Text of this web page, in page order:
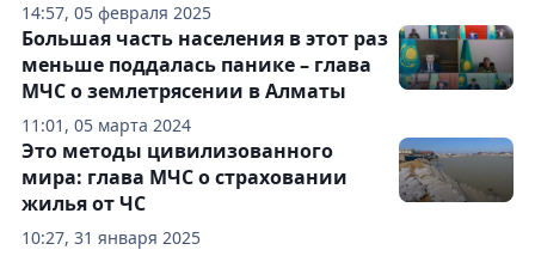
14:57, 05 февраля 2025
11:01, 05 марта 2024
Большая часть населения в этот раз
меньше поддалась панике – глава
МЧС о землетрясении в Алматы
10:27, 31 января 2025
Это методы цивилизованного
мира: глава МЧС о страховании
жилья от ЧС